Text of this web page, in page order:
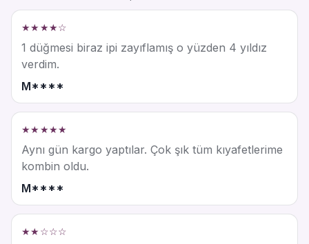
★★★★☆
1 düğmesi biraz ipi zayıflamış o yüzden 4 yıldız
verdim.
M****
★★★★★
Aynı gün kargo yaptılar. Çok şık tüm kıyafetlerime
kombin oldu.
M****
★★☆☆☆